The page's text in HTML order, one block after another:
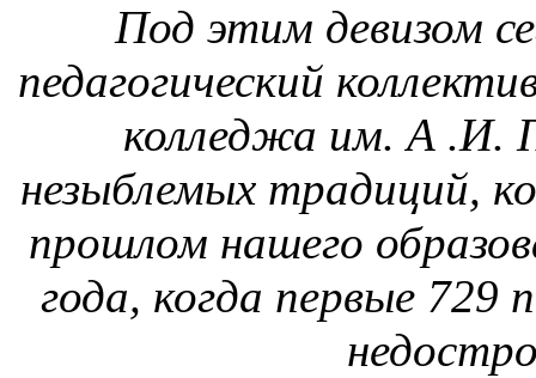
Под этим девизом
педагогический
колледжа им. А .И.
незыблемых традиций,
прошлом нашего
года, когда первые 729